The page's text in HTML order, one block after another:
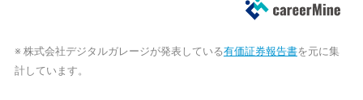
※ 株式会社デジタルガレージが発表している有価証券報告書を元に集
計しています。